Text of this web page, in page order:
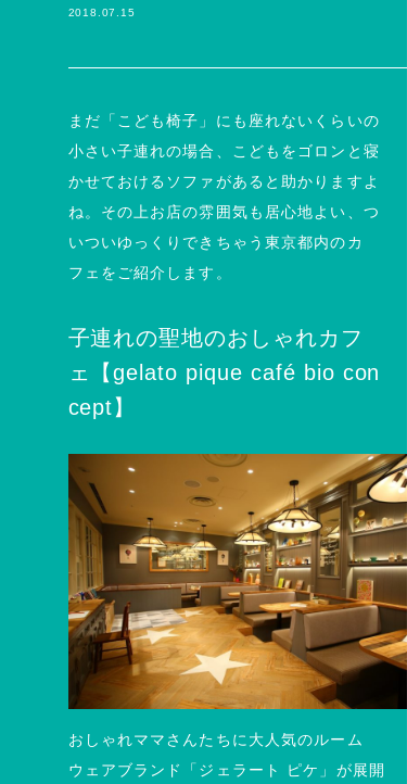
2018.07.15
まだ「こども椅子」にも座れないくらいの
小さい子連れの場合、こどもをゴロンと寝
かせておけるソファがあると助かりますよ
ね。その上お店の雰囲気も居心地よい、つ
いついゆっくりできちゃう東京都内のカ
フェをご紹介します。
子連れの聖地のおしゃれカフ
ェ【gelato pique café bio con
cept】
おしゃれママさんたちに大人気のルーム
ウェアブランド「ジェラート ピケ」が展開